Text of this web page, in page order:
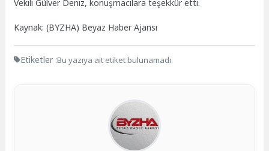
Vekili Gülver Deniz, konuşmacılara teşekkür etti.
Kaynak: (BYZHA) Beyaz Haber Ajansı
Etiketler :Bu yazıya ait etiket bulunamadı.